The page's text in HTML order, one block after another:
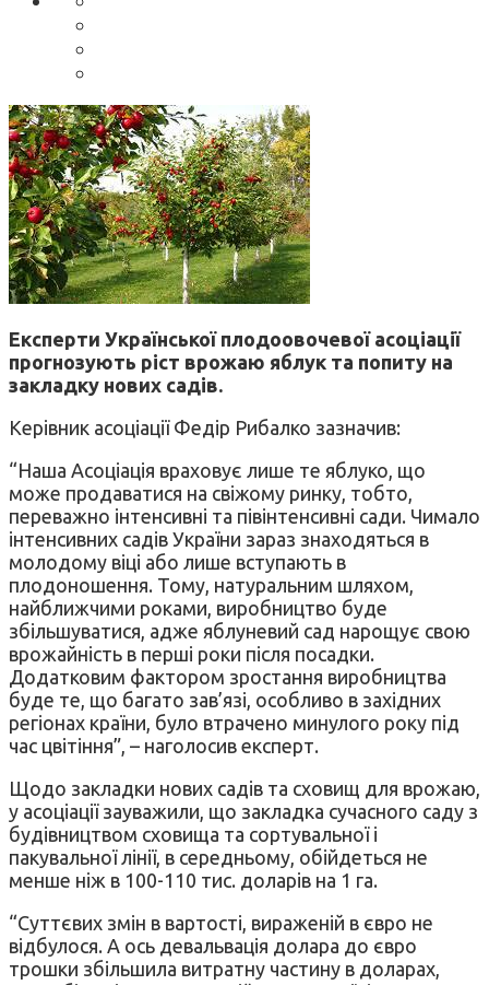
Експерти Української плодоовочевої асоціації
прогнозують ріст врожаю яблук та попиту на
закладку нових садів.
Керівник асоціації Федір Рибалко зазначив:
“Наша Асоціація враховує лише те яблуко, що
може продаватися на свіжому ринку, тобто,
переважно інтенсивні та півінтенсивні сади. Чимало
інтенсивних садів України зараз знаходяться в
молодому віці або лише вступають в
плодоношення. Тому, натуральним шляхом,
найближчими роками, виробництво буде
збільшуватися, адже яблуневий сад нарощує свою
врожайність в перші роки після посадки.
Додатковим фактором зростання виробництва
буде те, що багато зав’язі, особливо в західних
регіонах країни, було втрачено минулого року під
час цвітіння”, – наголосив експерт.
Щодо закладки нових садів та сховищ для врожаю,
у асоціації зауважили, що закладка сучасного саду з
будівництвом сховища та сортувальної і
пакувальної лінії, в середньому, обійдеться не
менше ніж в 100-110 тис. доларів на 1 га.
“Суттєвих змін в вартості, вираженій в євро не
відбулося. А ось девальвація долара до євро
трошки збільшила витратну частину в доларах,